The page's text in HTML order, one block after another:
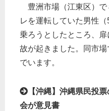
豊洲市場（江東区）で
レを運転していた男性
乗ろうとしたところ、
故が起きました。同市
でいます。
【沖縄】沖縄県民投
会が意見書